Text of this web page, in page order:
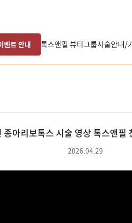
벤트 안내 톡스앤필 뷰티그룹시술안내/
아리보톡스 시술 영상 톡스앤필
2026.04.29